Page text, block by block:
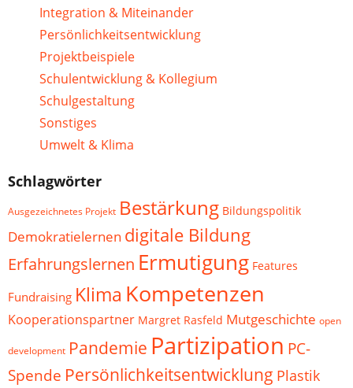
Integration & Miteinander
Persönlichkeitsentwicklung
Projektbeispiele
Schulentwicklung & Kollegium
Schulgestaltung
Sonstiges
Umwelt & Klima
Schlagwörter
Ausgezeichnetes Projekt Bestärkung Bildungspolitik
Demokratielernen digitale Bildung
Erfahrungslernen Ermutigung Features
Fundraising Klima Kompetenzen
Kooperationspartner Margret Rasfeld Mutgeschichte open
development Pandemie Partizipation PC-
Spende Persönlichkeitsentwicklung Plastik